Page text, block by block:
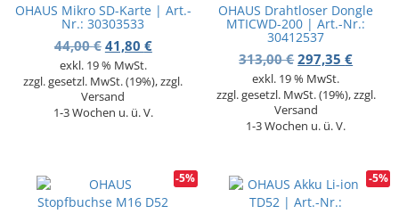
OHAUS Mikro SD-Karte | Art.-
Nr.: 30303533
44,00€ Ursprünglicher Preis war: 44,00 €
41,80 €Aktueller Preis ist: 41,80 €.
exkl. 19 % MwSt.
zzgl. gesetzl. MwSt. (19%), zzgl.
Versand
1-3 Wochen u. ü. V.
OHAUS Drahtloser Dongle
MTICWD-200 | Art.-Nr.:
30412537
313,00€ 297,35€
exkl. 19 % MwSt.
zzgl. gesetzl. MwSt. (19%), zzgl.
Versand
1-3 Wochen u. ü. V.
-5% -5%